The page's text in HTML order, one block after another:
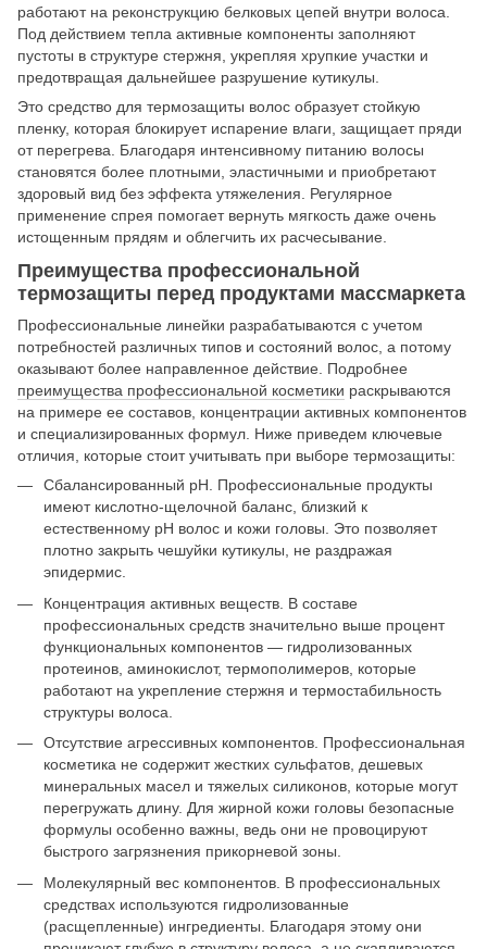
работают на реконструкцию белковых цепей внутри волоса.
Под действием тепла активные компоненты заполняют
пустоты в структуре стержня, укрепляя хрупкие участки и
предотвращая дальнейшее разрушение кутикулы.
Это средство для термозащиты волос образует стойкую
пленку, которая блокирует испарение влаги, защищает пряди
от перегрева. Благодаря интенсивному питанию волосы
становятся более плотными, эластичными и приобретают
здоровый вид без эффекта утяжеления. Регулярное
применение спрея помогает вернуть мягкость даже очень
истощенным прядям и облегчить их расчесывание.
Преимущества профессиональной
термозащиты перед продуктами массмаркета
Профессиональные линейки разрабатываются с учетом
потребностей различных типов и состояний волос, а потому
оказывают более направленное действие. Подробнее
преимущества профессиональной косметики раскрываются
на примере ее составов, концентрации активных компонентов
и специализированных формул. Ниже приведем ключевые
отличия, которые стоит учитывать при выборе термозащиты:
Сбалансированный рH. Профессиональные продукты
имеют кислотно-щелочной баланс, близкий к
естественному pH волос и кожи головы. Это позволяет
плотно закрыть чешуйки кутикулы, не раздражая
эпидермис.
Концентрация активных веществ. В составе
профессиональных средств значительно выше процент
функциональных компонентов — гидролизованных
протеинов, аминокислот, термополимеров, которые
работают на укрепление стержня и термостабильность
структуры волоса.
Отсутствие агрессивных компонентов. Профессиональная
косметика не содержит жестких сульфатов, дешевых
минеральных масел и тяжелых силиконов, которые могут
перегружать длину. Для жирной кожи головы безопасные
формулы особенно важны, ведь они не провоцируют
быстрого загрязнения прикорневой зоны.
Молекулярный вес компонентов. В профессиональных
средствах используются гидролизованные
(расщепленные) ингредиенты. Благодаря этому они